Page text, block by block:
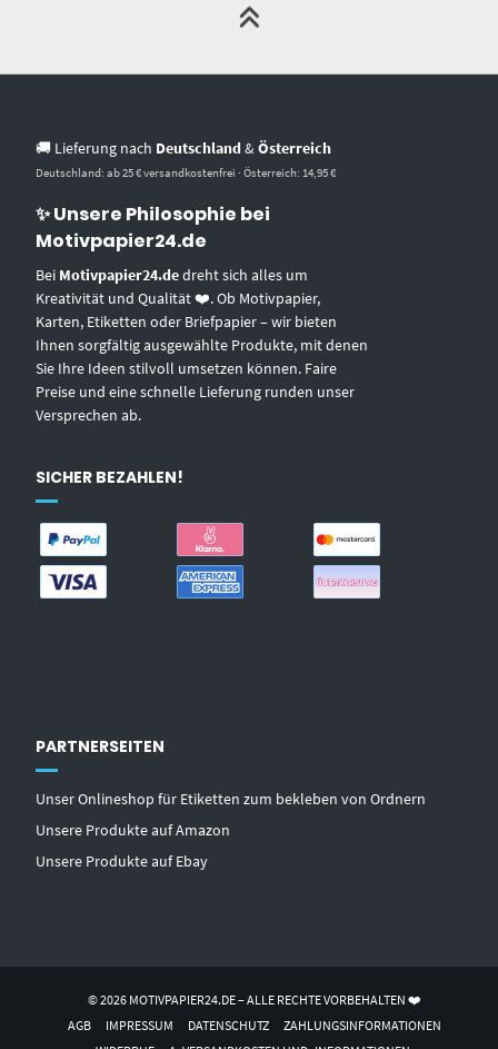
🚚 Lieferung nach Deutschland &Österreich
Deutschland: ab 25 € versandkostenfrei · Österreich: 14,95 €
✨ Unsere Philosophie bei
Motivpapier24.de
Bei Motivpapier24.dedreht sich alles um
Kreativität und Qualität ❤️. Ob Motivpapier,
Karten, Etiketten oder Briefpapier – wir bieten
Ihnen sorgfältig ausgewählte Produkte, mit denen
Sie Ihre Ideen stilvoll umsetzen können. Faire
Preise und eine schnelle Lieferung runden unser
Versprechen ab.
SICHER BEZAHLEN!
PARTNERSEITEN
Unser Onlineshop für Etiketten zum bekleben von Ordnern
Unsere Produkte auf Amazon
Unsere Produkte auf Ebay
© 2026 MOTIVPAPIER24.DE – ALLE RECHTE VORBEHALTEN ❤️
AGB
IMPRESSUM DATENSCHUTZ
ZAHLUNGSINFORMATIONEN